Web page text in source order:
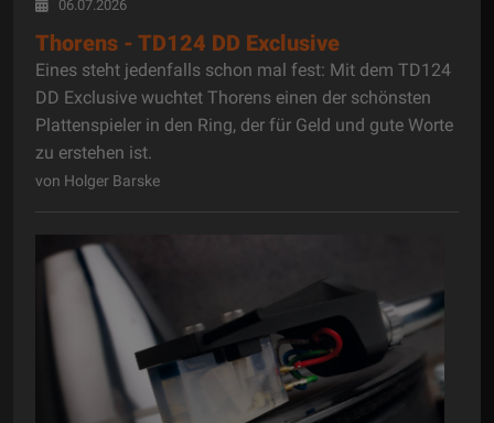
06.07.2026
Thorens - TD124 DD Exclusive
Eines steht jedenfalls schon mal fest: Mit dem TD124
DD Exclusive wuchtet Thorens einen der schönsten
Plattenspieler in den Ring, der für Geld und gute Worte
zu erstehen ist.
von Holger Barske